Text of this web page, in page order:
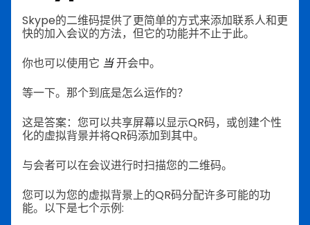
Skype的二维码提供了更简单的方式来添加联系人和更
快的加入会议的方法，但它的功能并不止于此。
你也可以使用它 当开会中。
等一下。那个到底是怎么运作的？
这是答案：您可以共享屏幕以显示QR码，或创建个性
化的虚拟背景并将QR码添加到其中。
与会者可以在会议进行时扫描您的二维码。
您可以为您的虚拟背景上的QR码分配许多可能的功
能。以下是七个示例: